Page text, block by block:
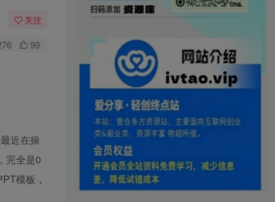
关注
99
近在操
完全是0
模板，